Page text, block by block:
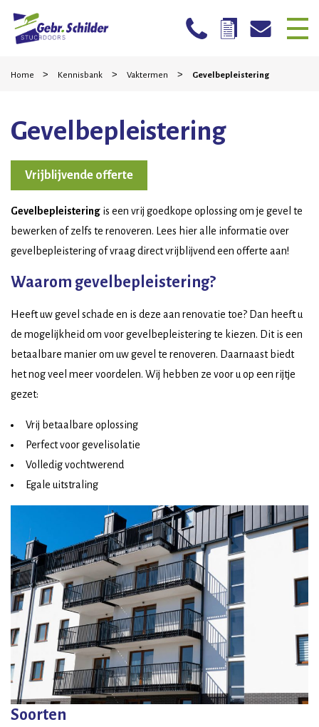
Home
Particulieren
Mogelijkheden
Werkwijze
Projecten
Contact
Home > Kennisbank > Vaktermen > Gevelbepleistering
Gevelbepleistering
Vrijblijvende offerte
Gevelbepleistering is een vrij goedkope oplossing om je gevel te
bewerken of zelfs te renoveren. Lees hier alle informatie over
gevelbepleistering of vraag direct vrijblijvend een offerte aan!
Waarom gevelbepleistering?
Heeft uw gevel schade en is deze aan renovatie toe? Dan heeft u
de mogelijkheid om voor gevelbepleistering te kiezen. Dit is een
betaalbare manier om uw gevel te renoveren. Daarnaast biedt
het nog veel meer voordelen. Wij hebben ze voor u op een rijtje
gezet:
Vrij betaalbare oplossing
Perfect voor gevelisolatie
Volledig vochtwerend
Egale uitstraling
Soorten